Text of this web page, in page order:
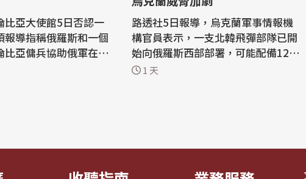
比亞大使館5日否認一
報導指稱俄羅斯和一個
比亞傭兵協助俄軍在烏
哥倫比亞新聞
路透社5日報導，烏克蘭軍事情報機
構官員表示，一支北韓飛彈部隊已開
始向俄羅斯西部部署，可能配備120
枚彈道飛彈和6套發射裝備要對烏克
1 天